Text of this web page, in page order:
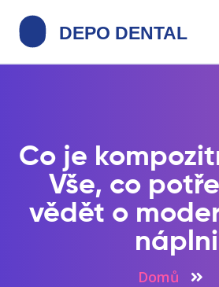
Co je
Vše, co
vědět o
náplni
Domů